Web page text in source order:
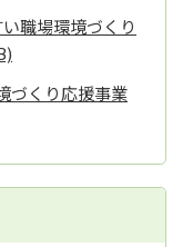
職場環境づくり
づくり応援事業